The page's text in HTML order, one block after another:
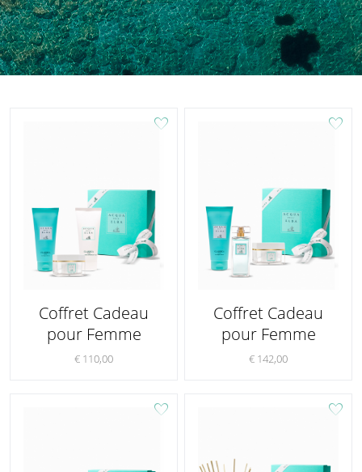
favorite
Coffret Cadeau
pour Femme
€ 110,00
favorite
Coffret Cadeau
pour Femme
€ 142,00
favorite favorite